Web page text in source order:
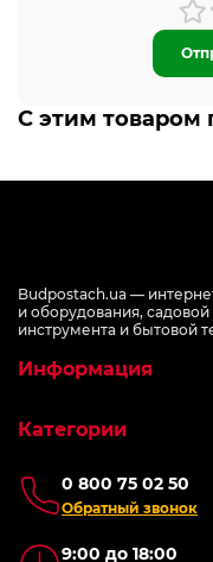
С этим товаром
Budpostach.ua —
и оборудования,
инструмента и бытовой
0 800 75 02 50
Обратный звонок
9:00 до 18:00
Информация
Категории